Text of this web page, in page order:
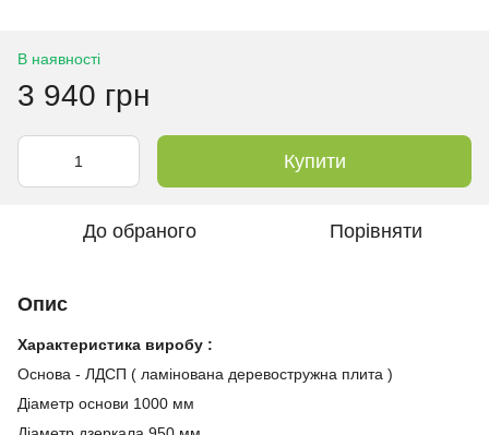
В наявності
3 940 грн
Купити
До обраного Порівняти
Опис
Характеристика виробу :
Основа - ЛДСП ( ламінована деревостружна плита )
Діаметр основи 1000 мм